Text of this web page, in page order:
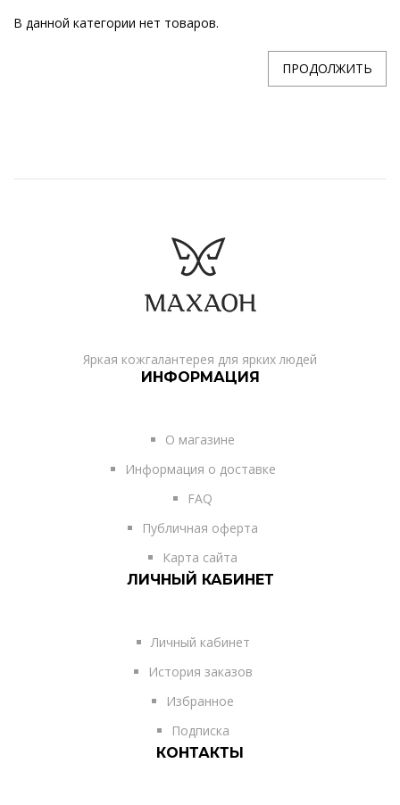
В данной категории нет товаров.
ПРОДОЛЖИТЬ
Яркая кожгалантерея для ярких людей
ИНФОРМАЦИЯ
О магазине
Информация о доставке
FAQ
Публичная оферта
Карта сайта
ЛИЧНЫЙ КАБИНЕТ
Личный кабинет
История заказов
Избранное
Подписка
КОНТАКТЫ